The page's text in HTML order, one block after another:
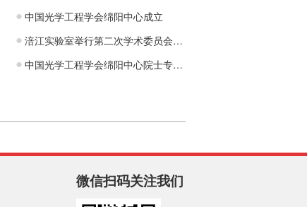
中国光学工程学会绵阳中心成立
涪江实验室举行第二次学术委员会会议
中国光学工程学会绵阳中心院士专家战略咨询委员会成立大会暨绵阳市激光产业高质量发展研讨会在游仙举行
微信扫码关注我们